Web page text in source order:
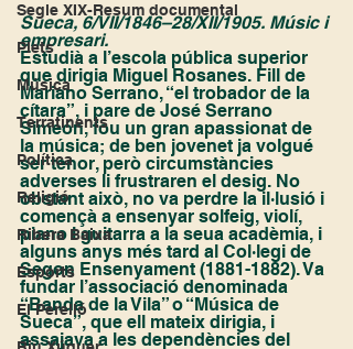
Segle XIX-Resum documental
Plets
Música
Terratinents
Política
Religió
Ribera Baixa
Esports
El Perelló
Sueca, 6/VII/1846–28/XII/1905. Músic i
empresari.
Estudià a l’escola pública superior
que dirigia Miguel Rosanes. Fill de
Mariano Serrano, “el trobador de la
cítara”, i pare de José Serrano
Simeón, fou un gran apassionat de
la música; de ben jovenet ja volgué
ser tenor, però circumstàncies
adverses li frustraren el desig. No
obstant això, no va perdre la il·lusió i
començà a ensenyar solfeig, violí,
piano i guitarra a la seua acadèmia, i
alguns anys més tard al Col·legi de
Segon Ensenyament (1881-1882). Va
fundar l’associació denominada
“Banda de la Vila” o “Música de
Sueca”, que ell mateix dirigia, i
assajava a les dependències del